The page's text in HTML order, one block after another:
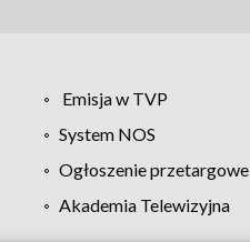
Emisja w TVP
System NOS
Ogłoszenie przetargowe
Akademia Telewizyjna